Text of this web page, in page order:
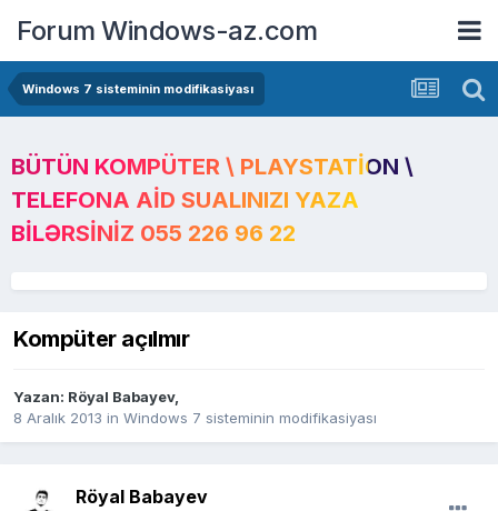
Forum Windows-az.com
Windows 7 sisteminin modifikasiyası
BÜTÜN KOMPÜTER \ PLAYSTATION \
TELEFONA AID SUALINIZI YAZA
BILƏRSINIZ 055 226 96 22
Kompüter açılmır
Yazan: Röyal Babayev,
8 Aralık 2013 in Windows 7 sisteminin modifikasiyası
Röyal Babayev